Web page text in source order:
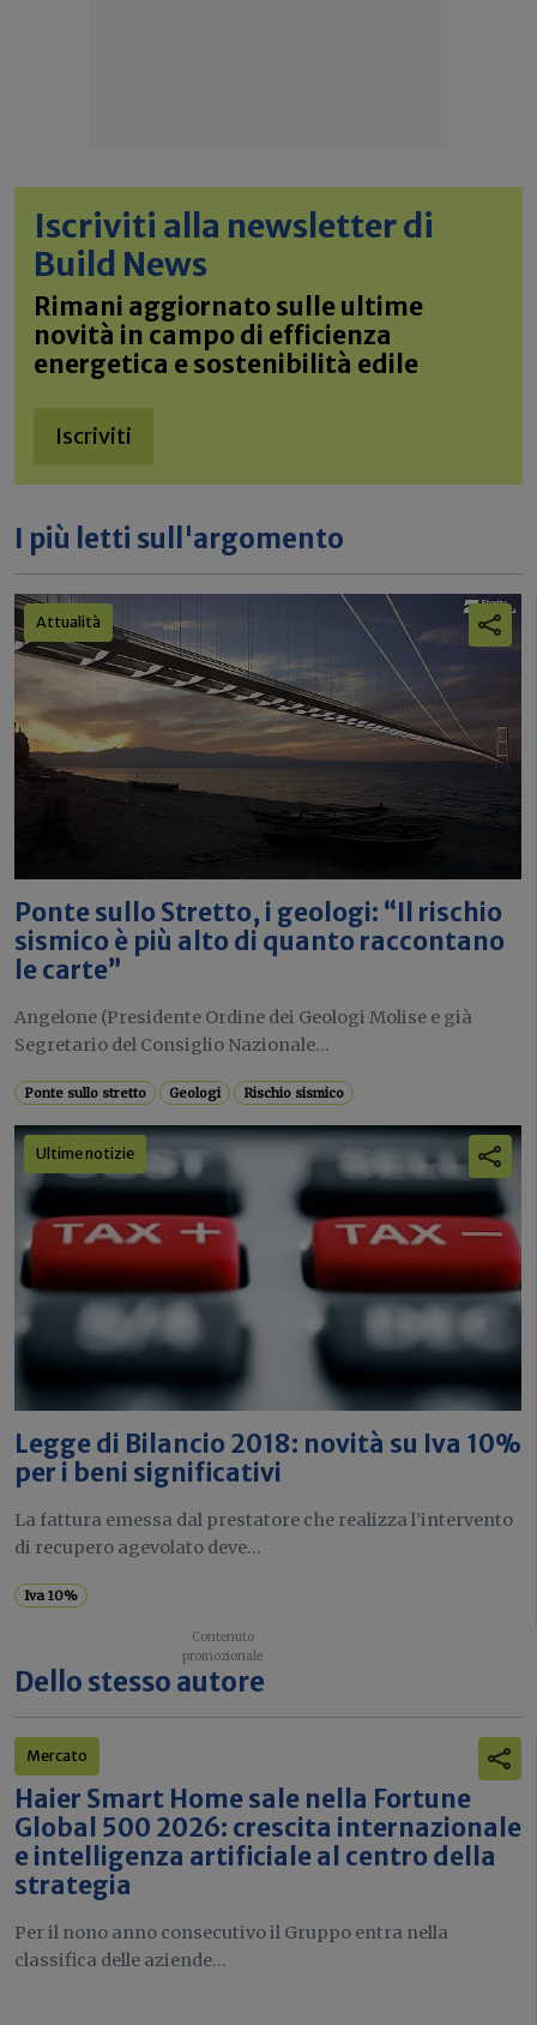
Iscriviti alla newsletter di
Build News
Rimani aggiornato sulle ultime
novità in campo di efficienza
energetica e sostenibilità edile
Iscriviti
I più letti sull'argomento
Attualità
Ponte sullo Stretto, i geologi: “Il rischio
sismico è più alto di quanto raccontano
le carte”
Angelone (Presidente Ordine dei Geologi Molise e già
Segretario del Consiglio Nazionale...
Ponte sullo stretto Geologi Rischio sismico
Ultime notizie
Legge di Bilancio 2018: novità su Iva 10%
per i beni significativi
La fattura emessa dal prestatore che realizza l’intervento
di recupero agevolato deve...
Iva 10%
Dello stesso autore
Mercato
Haier Smart Home sale nella Fortune
Global 500 2026: crescita internazionale
e intelligenza artificiale al centro della
strategia
Per il nono anno consecutivo il Gruppo entra nella
classifica delle aziende...